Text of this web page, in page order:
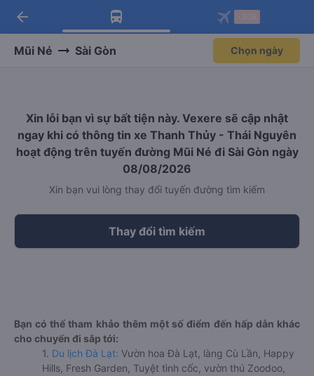
Tải app Vexere ngay!
Nhận ưu đãi thành viên độc
Mở app
Tải app Vexere
-30k/ghế khi đặt vé máy bay qua
Mở app
arrow_back
Mũi Né Sài Gòn Chọn ngày
Xin lỗi bạn vì sự bất tiện này. Vexere sẽ cập nhật
ngay khi có thông tin xe Thanh Thủy - Thái Nguyên
hoạt động trên tuyến đường Mũi Né đi Sài Gòn ngày
08/08/2026
Xin bạn vui lòng thay đổi tuyến đường tìm kiếm
Thay đổi tìm kiếm
Bạn có thể tham khảo thêm một số điểm đến hấp dẫn khác
cho chuyến đi sắp tới:
1. Du lịch Đà Lạt: Vườn hoa Đà Lạt, làng Cù Lần, Happy
Hills, Fresh Garden, Tuyệt tình cốc, vườn thú Zoodoo,